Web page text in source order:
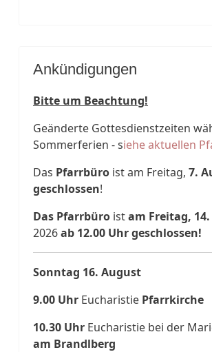
Ankündigungen
Bitte um Beachtung!
Geänderte Gottesdienstzeiten
Sommerferien - siehe aktuellen
Das Pfarrbüro ist am Freitag, 7.
geschlossen!
Das Pfarrbüro istam Freitag,
2026ab 12.00 Uhr geschlossen!
Sonntag 16. August
9.00 Uhr Eucharistie Pfarrkirche
10.30 Uhr Eucharistie bei der
am Brandlberg